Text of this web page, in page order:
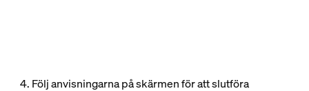
4. Följ anvisningarna på skärmen för att slutföra